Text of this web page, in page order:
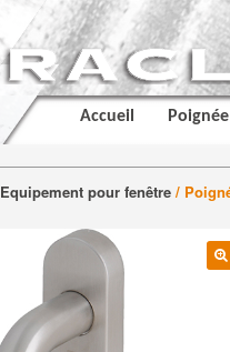
Accueil
Equipement pour fenêtre /